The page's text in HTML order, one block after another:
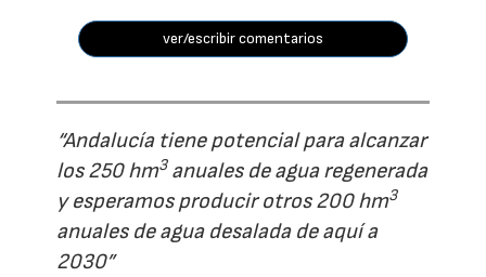
ver/escribir comentarios
“Andalucía tiene potencial para alcanzar
los 250 hm3anuales de agua regenerada
y esperamos producir otros 200 hm3
anuales de agua desalada de aquí a
2030”